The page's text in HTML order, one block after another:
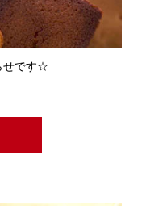
せです☆